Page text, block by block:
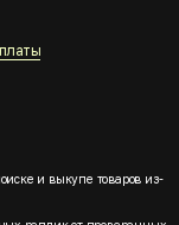
и выкупе товаров из-